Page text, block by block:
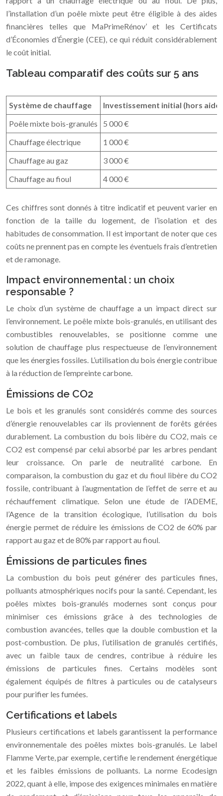
l’installation d’un poêle mixte peut être éligible à des aides
financières telles que MaPrimeRénov’ et les Certificats
d’Économies d’Énergie (CEE), ce qui réduit considérablement
le coût initial.
Tableau comparatif des coûts sur 5 ans
Système de chauffage
Investissement initial (hors
Poêle mixte bois-granulés
5 000 €
Chauffage électrique
1 000 €
Chauffage au gaz
3 000 €
Chauffage au fioul
4 000 €
Ces chiffres sont donnés à titre indicatif et peuvent varier en
fonction de la taille du logement, de l’isolation et des
habitudes de consommation. Il est important de noter que ces
coûts ne prennent pas en compte les éventuels frais d’entretien
et de ramonage.
Impact environnemental : un choix
responsable ?
Le choix d’un système de chauffage a un impact direct sur
l’environnement. Le poêle mixte bois-granulés, en utilisant des
combustibles renouvelables, se positionne comme une
solution de chauffage plus respectueuse de l’environnement
que les énergies fossiles. L’utilisation du bois énergie contribue
à la réduction de l’empreinte carbone.
Émissions de CO2
Le bois et les granulés sont considérés comme des sources
d’énergie renouvelables car ils proviennent de forêts gérées
durablement. La combustion du bois libère du CO2, mais ce
CO2 est compensé par celui absorbé par les arbres pendant
leur croissance. On parle de neutralité carbone. En
comparaison, la combustion du gaz et du fioul libère du CO2
fossile, contribuant à l’augmentation de l’effet de serre et au
réchauffement climatique. Selon une étude de l’ADEME,
l’Agence de la transition écologique, l’utilisation du bois
énergie permet de réduire les émissions de CO2 de 60% par
rapport au gaz et de 80% par rapport au fioul.
Émissions de particules fines
La combustion du bois peut générer des particules fines,
polluants atmosphériques nocifs pour la santé. Cependant, les
poêles mixtes bois-granulés modernes sont conçus pour
minimiser ces émissions grâce à des technologies de
combustion avancées, telles que la double combustion et la
post-combustion. De plus, l’utilisation de granulés certifiés,
avec un faible taux de cendres, contribue à réduire les
émissions de particules fines. Certains modèles sont
également équipés de filtres à particules ou de catalyseurs
pour purifier les fumées.
Certifications et labels
Plusieurs certifications et labels garantissent la performance
environnementale des poêles mixtes bois-granulés. Le label
Flamme Verte, par exemple, certifie le rendement énergétique
et les faibles émissions de polluants. La norme Ecodesign
2022, quant à elle, impose des exigences minimales en matière